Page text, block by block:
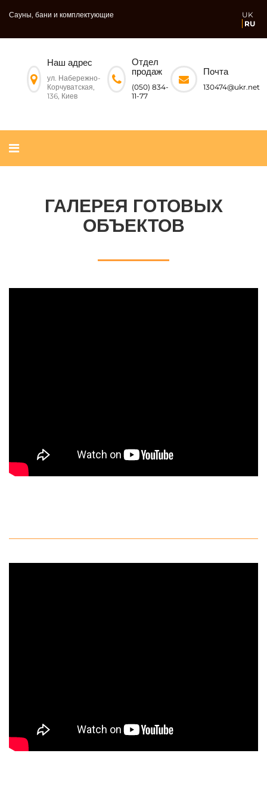
Сауны, бани и комплектующие
UK
RU
Наш адрес
ул. Набережно-
Корчуватская,
136, Киев
Отдел
продаж
(050) 834-
11-77
Почта
130474@ukr.net
ГАЛЕРЕЯ ГОТОВЫХ
ОБЪЕКТОВ